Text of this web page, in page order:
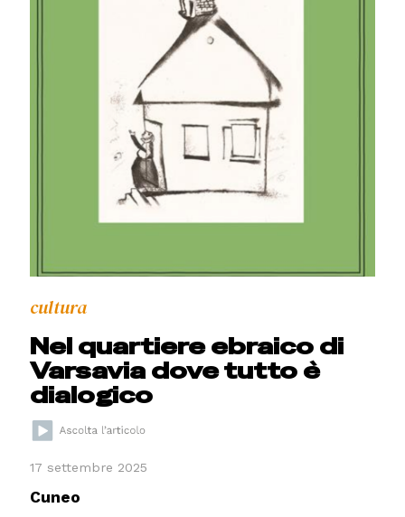
cultura
Nel quartiere ebraico di
Varsavia dove tutto è
dialogico
17 settembre 2025
Cuneo